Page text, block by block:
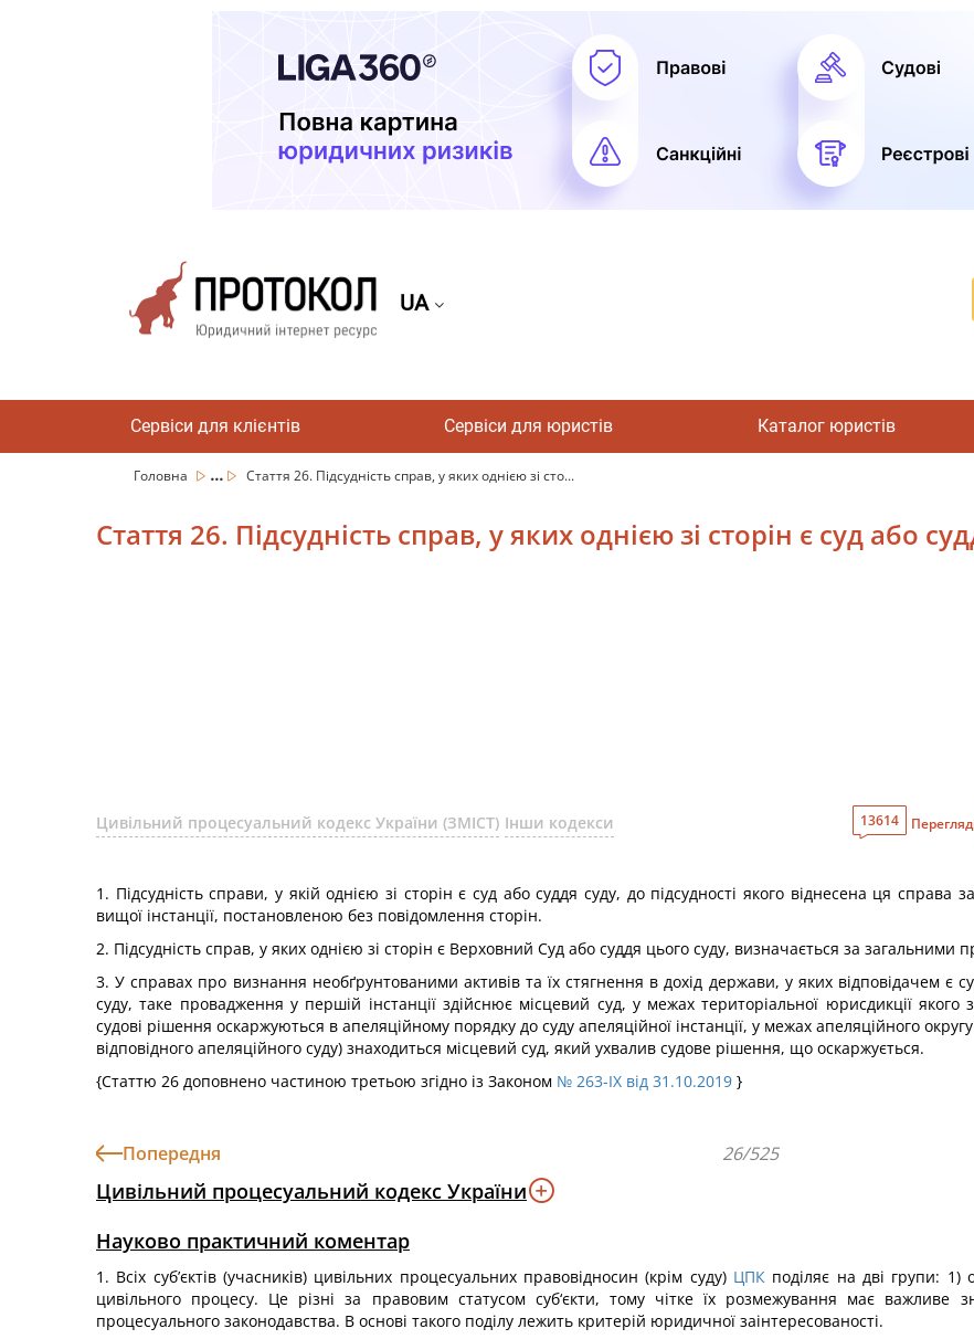
UA
Сервіси для клієнтів Сервіси для юристів Каталог юристів
Головна ... Стаття 26. Підсудність справ, у яких однією зі сто...
Стаття 26. Підсудність справ, у яких однією зі сторін є суд або
Цивільний процесуальний кодекс України (ЗМІСТ) Інши кодекси 13614
1. Підсудність справи, у якій однією зі сторін є суд або суддя суду, до підсудності якого віднесена ця
вищої інстанції, постановленою без повідомлення сторін.
2. Підсудність справ, у яких однією зі сторін є Верховний Суд або суддя цього суду, визначається за загальними
3. У справах про визнання необґрунтованими активів та їх стягнення в дохід держави, у яких відповідачем є
суду, таке провадження у першій інстанції здійснює місцевий суд, у межах територіальної юрисдикції
судові рішення оскаржуються в апеляційному порядку до суду апеляційної інстанції, у межах апеляційного
відповідного апеляційного суду) знаходиться місцевий суд, який ухвалив судове рішення, що оскаржується.
{Статтю 26 доповнено частиною третьою згідно із Законом № 263-IX від 31.10.2019 }
Попередня 26/525
Цивільний процесуальний кодекс України
Науково практичний коментар
1. Всіх суб’єктів (учасників) цивільних процесуальних правовідносин (крім суду) ЦПК поділяє на дві групи: 1)
цивільного процесу. Це різні за правовим статусом суб‘єкти, тому чітке їх розмежування має важливе
процесуального законодавства. В основі такого поділу лежить критерій юридичної заінтересованості.